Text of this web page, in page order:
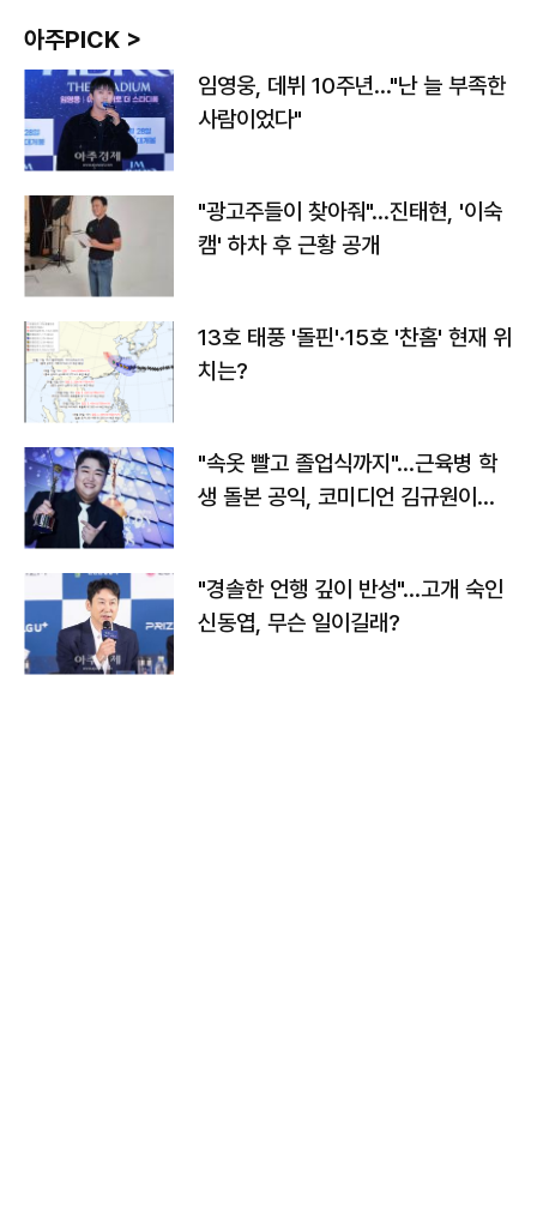
아주PICK >
임영웅, 데뷔 10주년…"난 늘 부족한
사람이었다"
"광고주들이 찾아줘"…진태현, '이숙
캠' 하차 후 근황 공개
13호 태풍 '돌핀'·15호 '찬홈' 현재 위
치는?
"속옷 빨고 졸업식까지"…근육병 학
생 돌본 공익, 코미디언 김규원이었
"경솔한 언행 깊이 반성"…고개 숙인
신동엽, 무슨 일이길래?